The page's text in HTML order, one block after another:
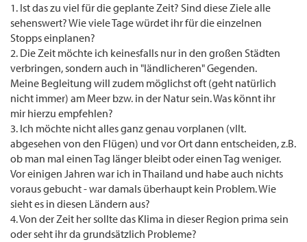
1. Ist das zu viel für die geplante Zeit? Sind diese Ziele alle
sehenswert? Wie viele Tage würdet ihr für die einzelnen
Stopps einplanen?
2. Die Zeit möchte ich keinesfalls nur in den großen Städten
verbringen, sondern auch in "ländlicheren" Gegenden.
Meine Begleitung will zudem möglichst oft (geht natürlich
nicht immer) am Meer bzw. in der Natur sein. Was könnt ihr
mir hierzu empfehlen?
3. Ich möchte nicht alles ganz genau vorplanen (vllt.
abgesehen von den Flügen) und vor Ort dann entscheiden, z.B.
ob man mal einen Tag länger bleibt oder einen Tag weniger.
Vor einigen Jahren war ich in Thailand und habe auch nichts
voraus gebucht - war damals überhaupt kein Problem. Wie
sieht es in diesen Ländern aus?
4. Von der Zeit her sollte das Klima in dieser Region prima sein
oder seht ihr da grundsätzlich Probleme?